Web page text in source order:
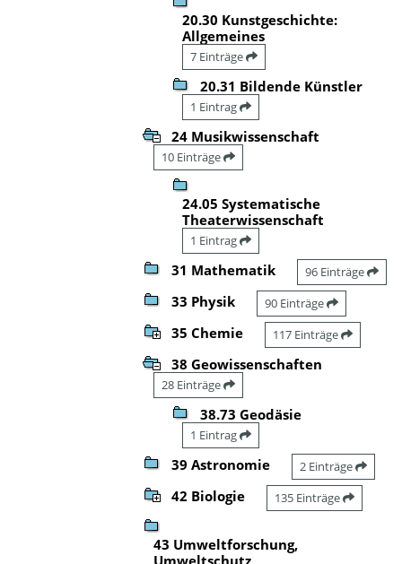
20.30 Kunstgeschichte:
Allgemeines
7 Einträge
20.31 Bildende Künstler
1 Eintrag
24 Musikwissenschaft
10 Einträge
24.05 Systematische
Theaterwissenschaft
1 Eintrag
31 Mathematik 96 Einträge
33 Physik 90 Einträge
35 Chemie 117 Einträge
38 Geowissenschaften
28 Einträge
38.73 Geodäsie
1 Eintrag
39 Astronomie 2 Einträge
42 Biologie 135 Einträge
43 Umweltforschung,
Umweltschutz